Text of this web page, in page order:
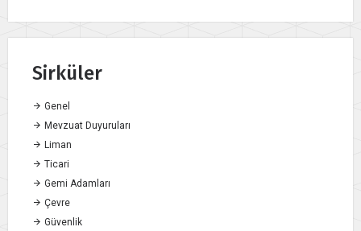
Sirküler
Genel
Mevzuat Duyuruları
Liman
Ticari
Gemi Adamları
Çevre
Güvenlik